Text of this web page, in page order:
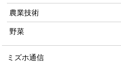
農業技術
野菜
ミズホ通信